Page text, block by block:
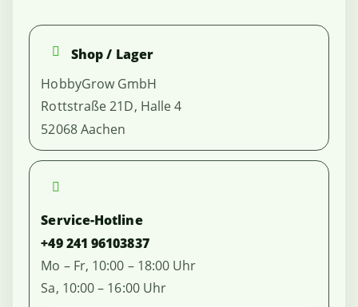
Shop / Lager
HobbyGrow GmbH
Rottstraße 21D, Halle 4
52068 Aachen
Service-Hotline
+49 241 96103837
Mo – Fr, 10:00 – 18:00 Uhr
Sa, 10:00 – 16:00 Uhr